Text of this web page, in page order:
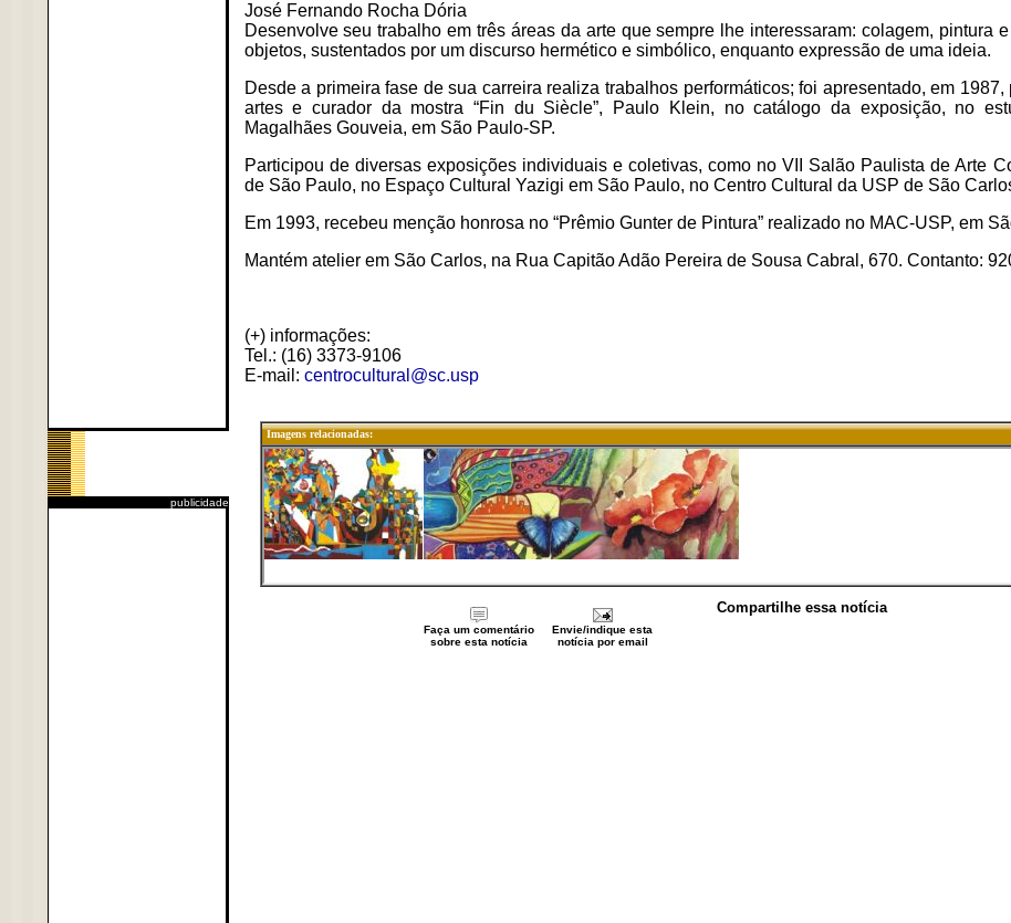
publicidade
José Fernando Rocha Dória
Desenvolve seu trabalho em três áreas da arte que sempre lhe interessaram: colagem, pintura
objetos, sustentados por um discurso hermético e simbólico, enquanto expressão de uma ideia.
Desde a primeira fase de sua carreira realiza trabalhos performáticos; foi apresentado, em
artes e curador da mostra “Fin du Siècle”, Paulo Klein, no catálogo da exposição, no
Magalhães Gouveia, em São Paulo-SP.
Participou de diversas exposições individuais e coletivas, como no VII Salão Paulista de Arte
de São Paulo, no Espaço Cultural Yazigi em São Paulo, no Centro Cultural da USP de São
Em 1993, recebeu menção honrosa no “Prêmio Gunter de Pintura” realizado no MAC-USP, em
Mantém atelier em São Carlos, na Rua Capitão Adão Pereira de Sousa Cabral, 670. Contanto:
(+) informações:
Tel.: (16) 3373-9106
E-mail: centrocultural@sc.usp
Imagens relacionadas:
Compartilhe essa notícia
Faça um comentário
sobre esta notícia
Envie/indique esta
notícia por email